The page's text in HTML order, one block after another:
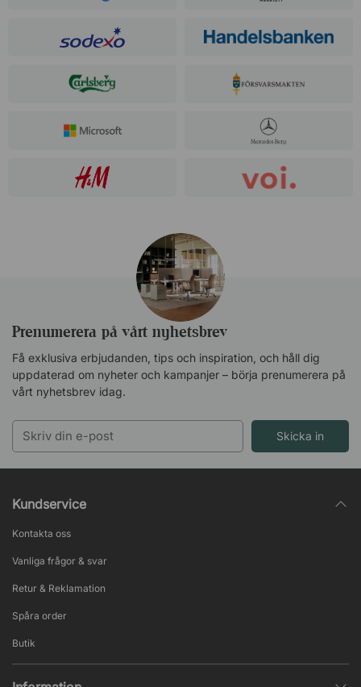
Prenumerera på vårt nyhetsbrev
Få exklusiva erbjudanden, tips och inspiration, och håll dig
uppdaterad om nyheter och kampanjer – börja prenumerera på
vårt nyhetsbrev idag.
Skicka in
Kundservice
Kontakta oss
Vanliga frågor & svar
Retur & Reklamation
Spåra order
Butik